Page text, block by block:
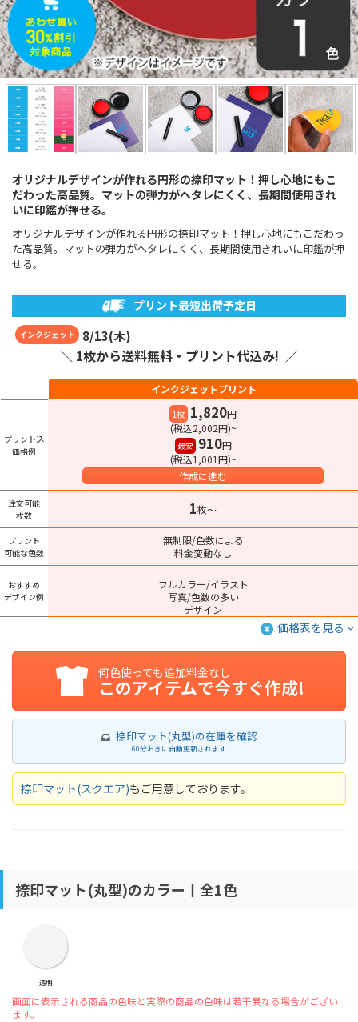
オリジナルデザインが作れる円形の捺印マット！押し心地にもこ
だわった高品質。マットの弾力がヘタレにくく、長期間使用きれ
いに印鑑が押せる。
オリジナルデザインが作れる円形の捺印マット！押し心地にもこだわっ
た高品質。マットの弾力がヘタレにくく、長期間使用きれいに印鑑が押
せる。
プリント最短出荷予定日
インクジェット 8/13(木)
＼ 1枚から送料無料・プリント代込み! ／
インクジェットプリント
プリント込
価格例
1枚 1,820円
(税込2,002円)~
最安 910円
(税込1,001円)~
作成に進む
注文可能
枚数
1枚〜
プリント
可能な色数
無制限/色数による
料金変動なし
おすすめ
デザイン例
フルカラー/イラスト
写真/色数の多い
デザイン
価格表を見る
何色使っても追加料金なし
このアイテムで今すぐ作成!
捺印マット(丸型)の在庫を確認
60分おきに自動更新されます
捺印マット(スクエア)もご用意しております。
捺印マット(丸型)のカラー丨全1色
透明
画面に表示される商品の色味と実際の商品の色味は若干異なる場合がござい
ます。